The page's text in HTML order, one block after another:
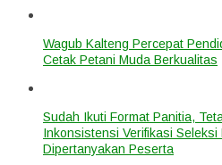
Wagub Kalteng Percepat
Cetak Petani Muda Berkualitas
Sudah Ikuti Format Panitia,
Inkonsistensi Verifikasi
Dipertanyakan Peserta